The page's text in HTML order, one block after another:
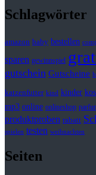
Schlagwörter
amazon baby bestellen
sparen gewinnspiel
gutschein Gutscheine
katzenfutter kind kinder
mp3 online onlineshop
produktproben rabatt
spielen testen weihnachten
Seiten